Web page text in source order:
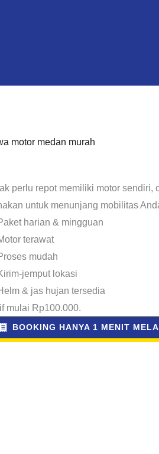
motor medan murah
perlu repot memiliki motor sendiri,
untuk menunjang mobilitas
harian & mingguan
terawat
mudah
jemput lokasi
& jas hujan tersedia
mulai Rp100.000.
BOOKING HANYA 1 MENIT